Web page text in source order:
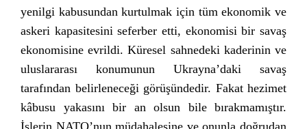
yenilgi kabusundan kurtulmak için tüm ekonomik ve
askeri kapasitesini seferber etti, ekonomisi bir savaş
ekonomisine evrildi. Küresel sahnedeki kaderinin ve
uluslararası konumunun Ukrayna’daki savaş
tarafından belirleneceği görüşündedir. Fakat hezimet
kâbusu yakasını bir an olsun bile bırakmamıştır.
İşlerin NATO’nun müdahalesine ve onunla doğrudan